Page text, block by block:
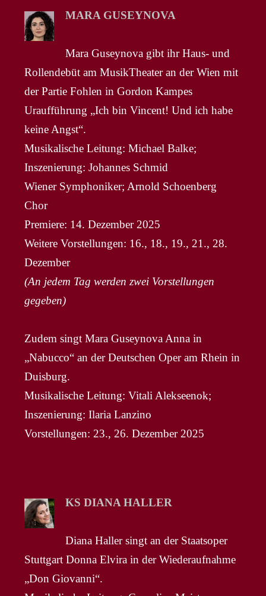
MARA GUSEYNOVA
Mara Guseynova gibt ihr Haus- und
Rollendebüt am MusikTheater an der Wien mit
der Partie Fohlen in Gordon Kampes
Uraufführung „Ich bin Vincent! Und ich habe
keine Angst“.
Musikalische Leitung: Michael Balke;
Inszenierung: Johannes Schmid
Wiener Symphoniker; Arnold Schoenberg
Chor
Premiere: 14. Dezember 2025
Weitere Vorstellungen: 16., 18., 19., 21., 28.
Dezember
(An jedem Tag werden zwei Vorstellungen
gegeben)
Zudem singt Mara Guseynova Anna in
„Nabucco“ an der Deutschen Oper am Rhein in
Duisburg.
Musikalische Leitung: Vitali Alekseenok;
Inszenierung: Ilaria Lanzino
Vorstellungen: 23., 26. Dezember 2025
KS DIANA HALLER
Diana Haller singt an der Staatsoper
Stuttgart Donna Elvira in der Wiederaufnahme
„Don Giovanni“.